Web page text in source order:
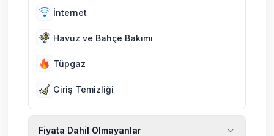
İnternet
Havuz ve Bahçe Bakımı
Tüpgaz
Giriş Temizliği
Fiyata Dahil Olmayanlar